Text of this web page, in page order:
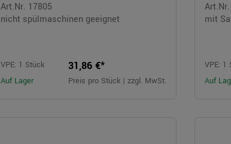
Art.Nr. 17805
nicht spülmaschinen geeignet
VPE: 1 Stück
Auf Lager
31,86 €*
Preis pro Stück | zzgl. MwSt.
mit
VPE: 1
Auf